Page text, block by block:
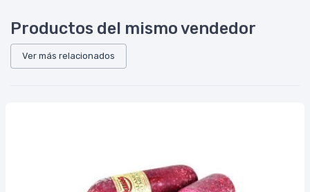
Productos del mismo vendedor
Ver más relacionados